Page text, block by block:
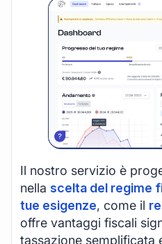
Il nostro servizio è
nella scelta del regime
tue esigenze, come il
offre vantaggi fiscali
tassazione semplificata